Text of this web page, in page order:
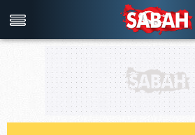
Türkiye'nin en iyi haber sitesi